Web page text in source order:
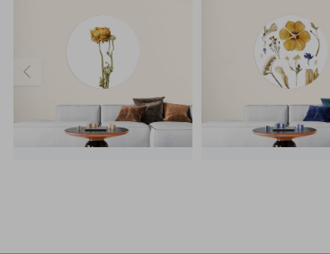
Wusstest du, dass wir all unsere
Größen anbieten: ⌀ 80 cm, ⌀ 100 cm und ⌀
Auf der
findest du